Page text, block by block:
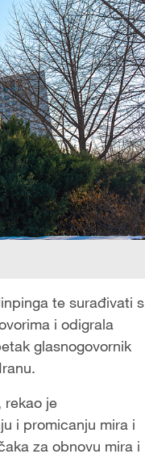
te surađivati s
i odigrala
glasnogovornik
rekao je
i promicanju mira i
za obnovu mira i